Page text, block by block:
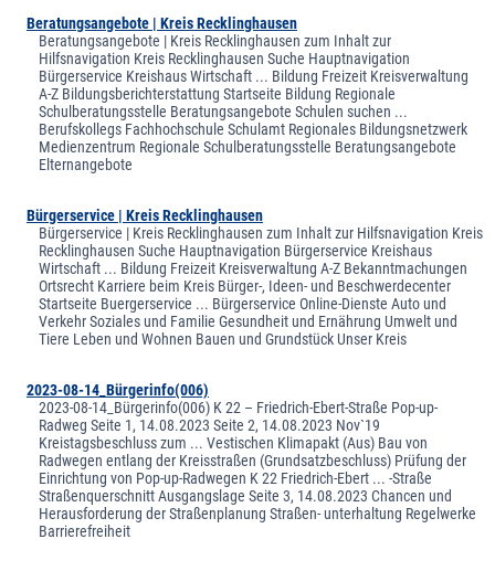
Beratungsangebote | Kreis Recklinghausen
Beratungsangebote | Kreis Recklinghausen zum Inhalt zur
Hilfsnavigation Kreis Recklinghausen Suche Hauptnavigation
Bürgerservice Kreishaus Wirtschaft ... Bildung Freizeit Kreisverwaltung
A-Z Bildungsberichterstattung Startseite Bildung Regionale
Schulberatungsstelle Beratungsangebote Schulen suchen ...
Berufskollegs Fachhochschule Schulamt Regionales Bildungsnetzwerk
Medienzentrum Regionale Schulberatungsstelle Beratungsangebote
Elternangebote
Bürgerservice | Kreis Recklinghausen
Bürgerservice | Kreis Recklinghausen zum Inhalt zur Hilfsnavigation Kreis
Recklinghausen Suche Hauptnavigation Bürgerservice Kreishaus
Wirtschaft ... Bildung Freizeit Kreisverwaltung A-Z Bekanntmachungen
Ortsrecht Karriere beim Kreis Bürger-, Ideen- und Beschwerdecenter
Startseite Buergerservice ... Bürgerservice Online-Dienste Auto und
Verkehr Soziales und Familie Gesundheit und Ernährung Umwelt und
Tiere Leben und Wohnen Bauen und Grundstück Unser Kreis
2023-08-14_Bürgerinfo(006)
2023-08-14_Bürgerinfo(006) K 22 – Friedrich-Ebert-Straße Pop-up-
Radweg Seite 1, 14.08.2023 Seite 2, 14.08.2023 Nov`19
Kreistagsbeschluss zum ... Vestischen Klimapakt (Aus) Bau von
Radwegen entlang der Kreisstraßen (Grundsatzbeschluss) Prüfung der
Einrichtung von Pop-up-Radwegen K 22 Friedrich-Ebert ... -Straße
Straßenquerschnitt Ausgangslage Seite 3, 14.08.2023 Chancen und
Herausforderung der Straßenplanung Straßen- unterhaltung Regelwerke
Barrierefreiheit